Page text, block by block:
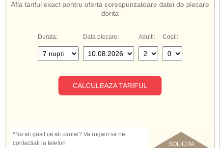
Afla tariful exact pentru oferta corespunzatoare datei de plecare
dorita
Durata: Data plecare: Adulti: Copii:
CALCULEAZA TARIFUL
SOLICITA
*Nu ati gasit ce ati cautat? Va rugam sa ne
contactiati la telefon